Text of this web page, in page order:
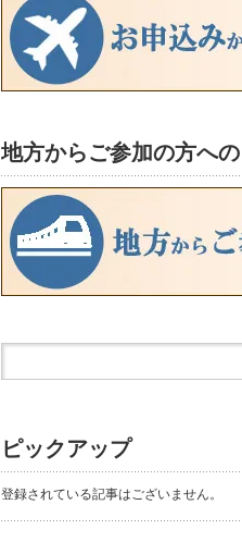
地方からご参加の方へ
ピックアップ
登録されている記事はございません。